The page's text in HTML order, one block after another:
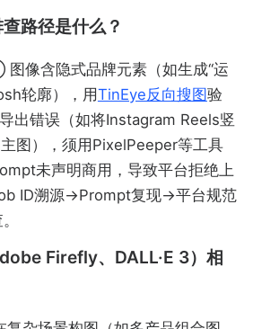
路径是什么？
像含隐式品牌元素（如生成“运
轮廓），用TinEye反向搜图验
出错误（如将Instagram Reels竖
图），须用PixelPeeper等工具
未声明商用，导致平台拒绝上
ID溯源→Prompt复现→平台规范
Firefly、DALL·E 3）相